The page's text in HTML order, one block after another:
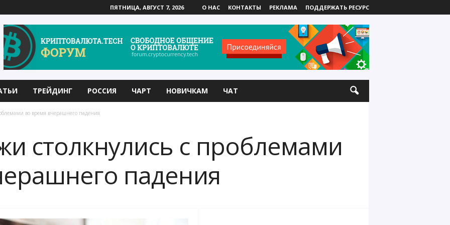
ПЯТНИЦА, АВГУСТ 7, 2026 О НАС КОНТАКТЫ РЕКЛАМА ПОДДЕРЖАТЬ РЕСУРС
ТРЕЙДИНГ РОССИЯ ЧАРТ НОВИЧКАМ ЧАТ
во время вчерашнего падения
столкнулись с проблемами
падения